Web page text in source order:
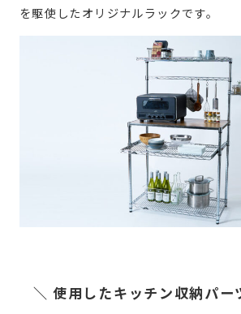
を駆使したオリジナルラックです。
＼ 使用したキッチン収納パー